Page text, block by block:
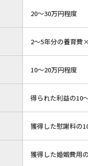
20～30万円程度
2〜5年分の養育費
10〜20万円程度
得られた利益の10
獲得した慰謝料の
獲得した婚姻費用